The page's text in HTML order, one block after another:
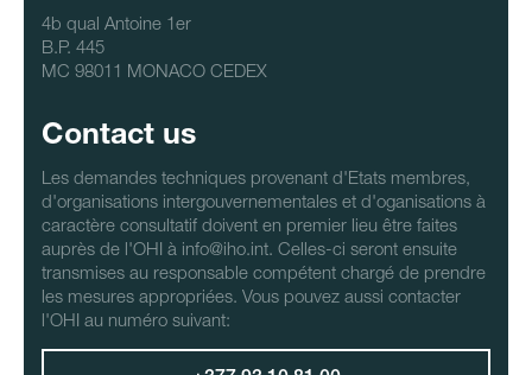
4b qual Antoine 1er
B.P. 445
MC 98011 MONACO CEDEX
Contact us
Les demandes techniques provenant d'Etats membres,
d'organisations intergouvernementales et d'oganisations à
caractère consultatif doivent en premier lieu être faites
auprès de l'OHI à info@iho.int. Celles-ci seront ensuite
transmises au responsable compétent chargé de prendre
les mesures appropriées. Vous pouvez aussi contacter
l'OHI au numéro suivant: